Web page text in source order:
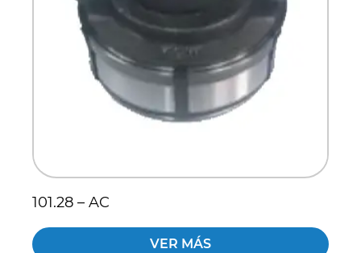
101.28 – AC
VER MÁS